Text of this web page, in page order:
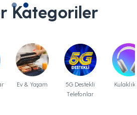
Kategoriler
Ev & Yaşam
5G Destekli
Telefonlar